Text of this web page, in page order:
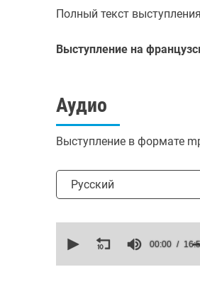
Полный текст
Выступление на
Аудио
Выступление в формате
Русский
seconds
00:00